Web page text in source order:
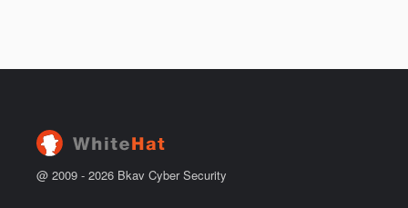
@ 2009 - 2026 Bkav Cyber Security